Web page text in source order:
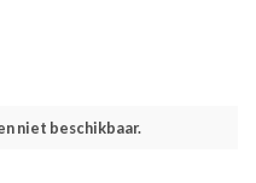
niet beschikbaar.